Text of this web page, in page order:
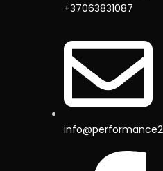
+37063831087